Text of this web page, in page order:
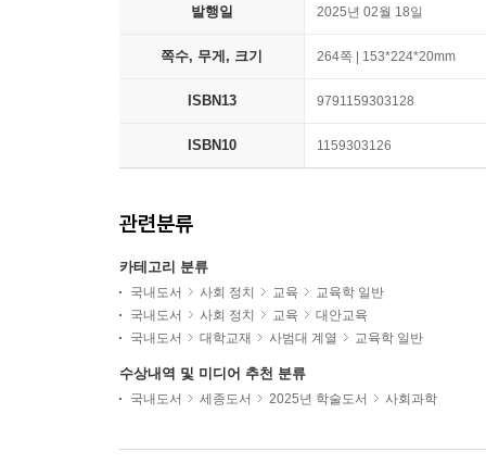
발행일 2025년 02월 18일
쪽수, 무게, 크기 264쪽 | 153*224*20mm
ISBN13 9791159303128
ISBN10 1159303126
관련분류
카테고리 분류
국내도서 사회 정치 교육
교육학 일반
국내도서
사회 정치 교육
대안교육
국내도서
대학교재 사범대 계열 교육학 일반
수상내역 및 미디어 추천 분류
국내도서 세종도서 2025년 학술도서 사회과학